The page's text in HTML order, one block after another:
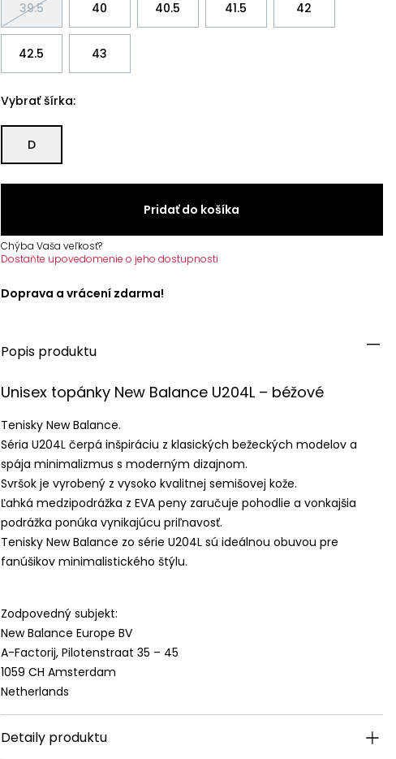
39.5 40 40.5 41.5 42
42.5 43
Vybrať šírka:
D
Pridať do košíka
Chýba Vaša veľkosť?
Dostaňte upovedomenie o jeho dostupnosti
Doprava a vrácení zdarma!
Popis produktu
Unisex topánky New Balance U204L – béžové
Tenisky New Balance.
Séria U204L čerpá inšpiráciu z klasických bežeckých modelov a
spája minimalizmus s moderným dizajnom.
Svršok je vyrobený z vysoko kvalitnej semišovej kože.
Ľahká medzipodrážka z EVApeny zaručuje pohodlie a vonkajšia
podrážka ponúka vynikajúcu priľnavosť.
Tenisky New Balance zo série U204L sú ideálnou obuvou pre
fanúšikov minimalistického štýlu.
Zodpovedný subjekt:
New Balance Europe BV
A-Factorij, Pilotenstraat 35 – 45
1059 CH Amsterdam
Netherlands
Detaily produktu